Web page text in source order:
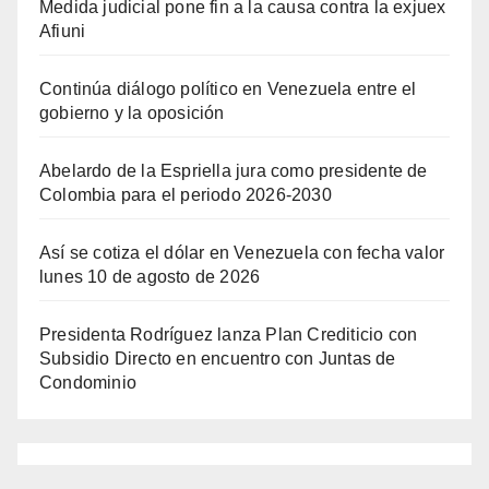
Medida judicial pone fin a la causa contra la exjuex
Afiuni
Continúa diálogo político en Venezuela entre el
gobierno y la oposición
Abelardo de la Espriella jura como presidente de
Colombia para el periodo 2026-2030
Así se cotiza el dólar en Venezuela con fecha valor
lunes 10 de agosto de 2026
Presidenta Rodríguez lanza Plan Crediticio con
Subsidio Directo en encuentro con Juntas de
Condominio